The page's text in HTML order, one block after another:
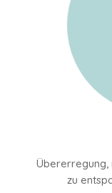
Übererregung,
zu